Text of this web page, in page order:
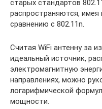
старых стандартов
распространяются,
сравнению с 802.11n.
Считая WiFi антенну за
идеальный источник,
электромагнитную
направлениях, можно
логарифмической
мощности.